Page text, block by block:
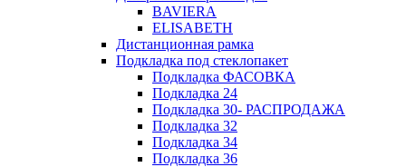
BAVIERA
ELISABETH
Дистанционная рамка
Подкладка под стеклопакет
Подкладка ФАСОВКА
Подкладка 24
Подкладка 30- РАСПРОДАЖА
Подкладка 32
Подкладка 34
Подкладка 36